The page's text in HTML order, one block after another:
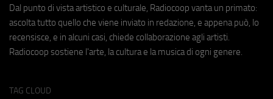
Dal punto di vista artistico e culturale, Radiocoop vanta un primato:
ascolta tutto quello che viene inviato in redazione, e appena può, lo
recensisce, e in alcuni casi, chiede collaborazione agli artisti.
Radiocoop sostiene l'arte, la cultura e la musica di ogni genere.
TAG CLOUD